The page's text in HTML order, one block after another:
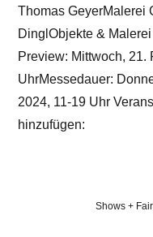
Thomas GeyerMalerei
DinglObjekte &
Preview: Mittwoch, 21.
UhrMessedauer:
2024, 11-19 Uhr
hinzufügen:
Veröffentlicht
Shows +